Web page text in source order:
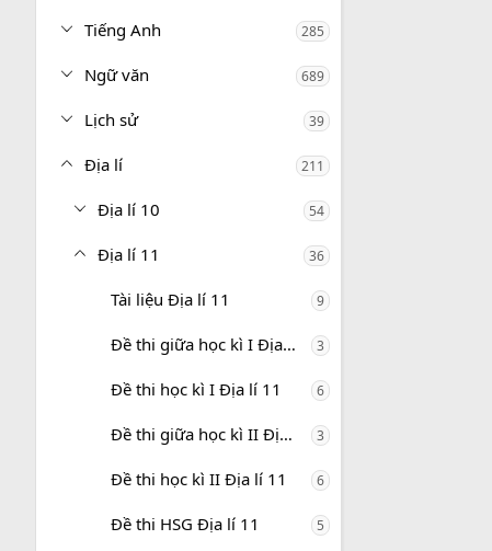
Tiếng Anh 285
Ngữ văn 689
Lịch sử 39
Địa lí 211
Địa lí 10 54
Địa lí 11 36
Tài liệu Địa lí 11 9
Đề thi giữa học kì I Địa lí 11 3
Đề thi học kì I Địa lí 11 6
Đề thi giữa học kì II Địa lí 11 3
Đề thi học kì II Địa lí 11 6
Đề thi HSG Địa lí 11 5